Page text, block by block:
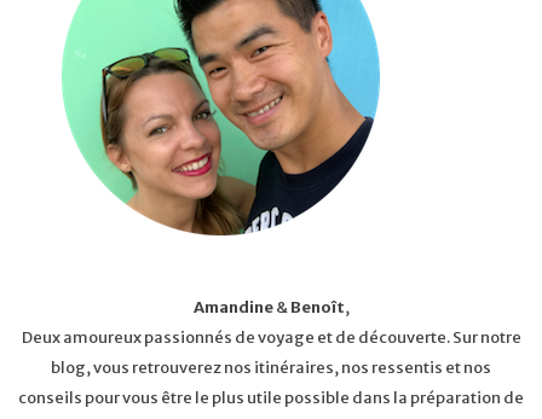
Amandine&Benoît,
Deux amoureux passionnés de voyage et de découverte. Sur notre
blog, vous retrouverez nos itinéraires, nos ressentis et nos
conseils pour vous être le plus utile possible dans la préparation de